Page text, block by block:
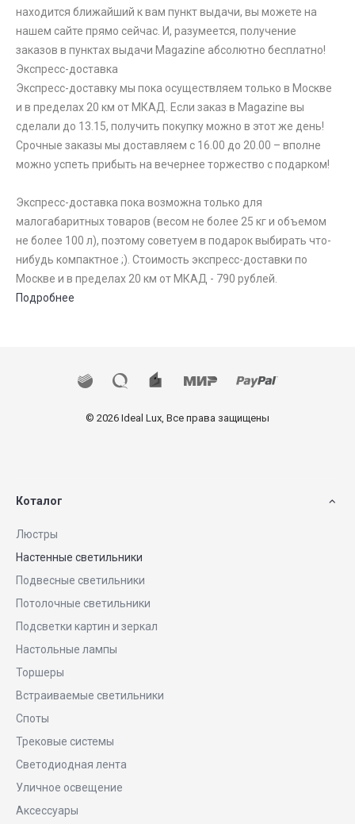
находится ближайший к вам пункт выдачи, вы можете на
нашем сайте прямо сейчас. И, разумеется, получение
заказов в пунктах выдачи Magazine абсолютно бесплатно!
Экспресс-доставка
Экспресс-доставку мы пока осуществляем только в Москве
и в пределах 20 км от МКАД. Если заказ в Magazine вы
сделали до 13.15, получить покупку можно в этот же день!
Срочные заказы мы доставляем с 16.00 до 20.00 – вполне
можно успеть прибыть на вечернее торжество с подарком!
Экспресс-доставка пока возможна только для
малогабаритных товаров (весом не более 25 кг и объемом
не более 100 л), поэтому советуем в подарок выбирать что-
нибудь компактное ;). Стоимость экспресс-доставки по
Москве и в пределах 20 км от МКАД - 790 рублей.
Подробнее
© 2026 Ideal Lux, Все права защищены
Коталог
Люстры
Настенные светильники
Подвесные светильники
Потолочные светильники
Подсветки картин и зеркал
Настольные лампы
Торшеры
Встраиваемые светильники
Споты
Трековые системы
Светодиодная лента
Уличное освещение
Аксессуары